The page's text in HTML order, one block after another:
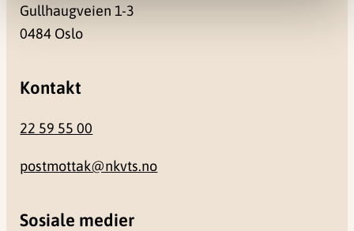
Gullhaugveien 1-3
0484 Oslo
Kontakt
22 59 55 00
postmottak@nkvts.no
Sosiale medier